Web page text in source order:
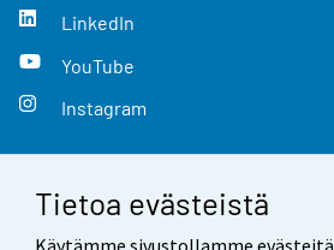
Tietoa evästeistä
LinkedIn
YouTube
Instagram
Yhteystiedot